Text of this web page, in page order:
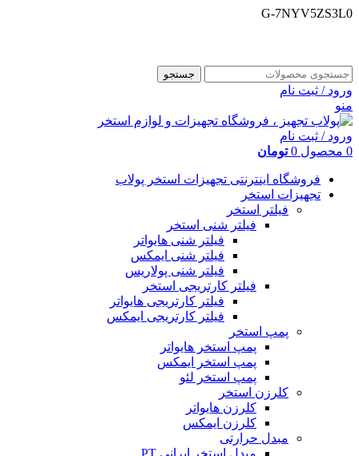
G-7NYV5ZS3L0
جستجو
ورود / ثبت نام
منو
ورود / ثبت نام
0 محصول 0 تومان
فروشگاه اینترنتی تجهیزات استخر پولاب
تجهیزات استخر
فیلتر استخر
فیلتر شنی استخر
فیلتر شنی هایواتر
فیلتر شنی ایمکس
فیلتر شنی پولاریس
فیلتر کارتریجی استخر
فیلتر کارتریجی هایواتر
فیلتر کارتریجی ایمکس
پمپ استخر
پمپ استخر هایواتر
پمپ استخر ایمکس
پمپ استخر لئو
کلرزن استخر
کلرزن هایواتر
کلرزن ایمکس
مبدل حرارتی
مبدل استخر ایرانی PT